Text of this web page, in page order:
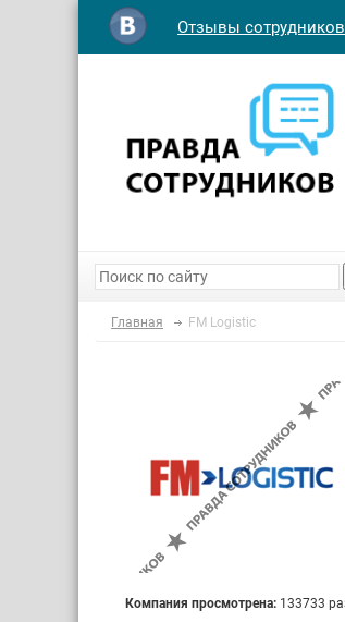
Отзывы
Главная FM Logistic
Компания просмотрена: 133733